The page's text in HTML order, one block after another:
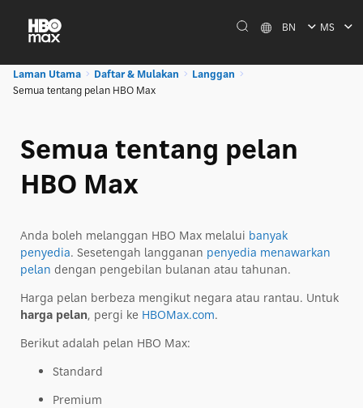
BN MS
Laman Utama Daftar & Mulakan
Langgan
Semua tentang pelan HBO Max
Semua tentang pelan
HBO Max
Anda boleh melanggan HBO Max melalui banyak
penyedia. Sesetengah langganan penyedia menawarkan
pelan dengan pengebilan bulanan atau tahunan.
Harga pelan berbeza mengikut negara atau rantau. Untuk
harga pelan, pergi ke HBOMax.com.
Berikut adalah pelan HBO Max:
Standard
Premium